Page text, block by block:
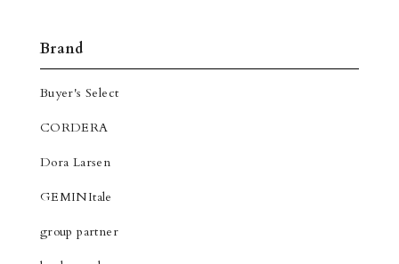
Brand
Buyer's Select
CORDERA
Dora Larsen
GEMINItale
group partner